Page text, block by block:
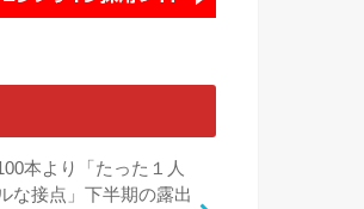
本より「たった１人
な接点」下半期の露出